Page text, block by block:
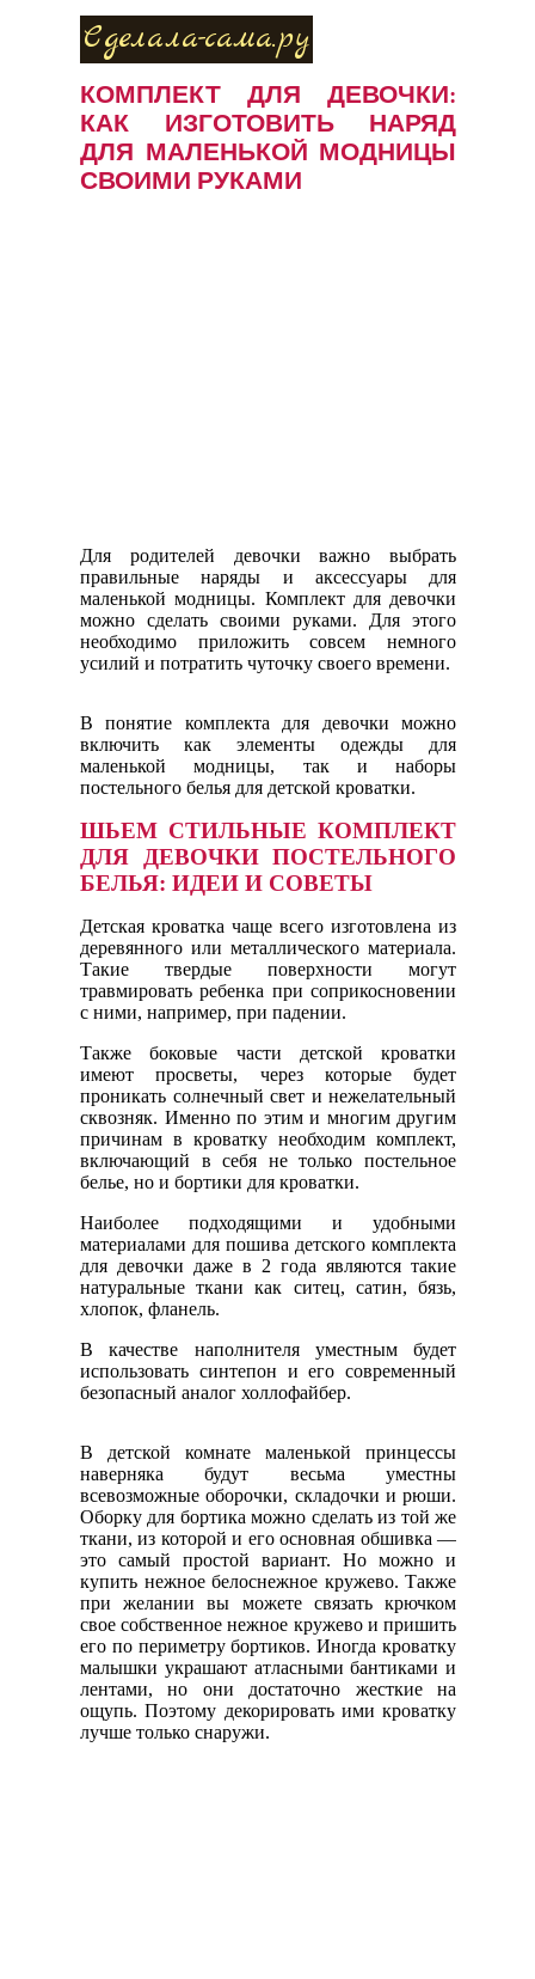
Сделала-сама.ру
КОМПЛЕКТ ДЛЯ ДЕВОЧКИ:
КАК ИЗГОТОВИТЬ НАРЯД
ДЛЯ МАЛЕНЬКОЙ МОДНИЦЫ
СВОИМИ РУКАМИ
Для родителей девочки важно выбрать
правильные наряды и аксессуары для
маленькой модницы. Комплект для девочки
можно сделать своими руками. Для этого
необходимо приложить совсем немного
усилий и потратить чуточку своего времени.
В понятие комплекта для девочки можно
включить как элементы одежды для
маленькой модницы, так и наборы
постельного белья для детской кроватки.
ШЬЕМ СТИЛЬНЫЕ КОМПЛЕКТ
ДЛЯ ДЕВОЧКИ ПОСТЕЛЬНОГО
БЕЛЬЯ: ИДЕИ И СОВЕТЫ
Детская кроватка чаще всего изготовлена из
деревянного или металлического материала.
Такие твердые поверхности могут
травмировать ребенка при соприкосновении
с ними, например, при падении.
Также боковые части детской кроватки
имеют просветы, через которые будет
проникать солнечный свет и нежелательный
сквозняк. Именно по этим и многим другим
причинам в кроватку необходим комплект,
включающий в себя не только постельное
белье, но и бортики для кроватки.
Наиболее подходящими и удобными
материалами для пошива детского комплекта
для девочки даже в 2 года являются такие
натуральные ткани как ситец, сатин, бязь,
хлопок, фланель.
В качестве наполнителя уместным будет
использовать синтепон и его современный
безопасный аналог холлофайбер.
В детской комнате маленькой принцессы
наверняка будут весьма уместны
всевозможные оборочки, складочки и рюши.
Оборку для бортика можно сделать из той же
ткани, из которой и его основная обшивка —
это самый простой вариант. Но можно и
купить нежное белоснежное кружево. Также
при желании вы можете связать крючком
свое собственное нежное кружево и пришить
его по периметру бортиков. Иногда кроватку
малышки украшают атласными бантиками и
лентами, но они достаточно жесткие на
ощупь. Поэтому декорировать ими кроватку
лучше только снаружи.